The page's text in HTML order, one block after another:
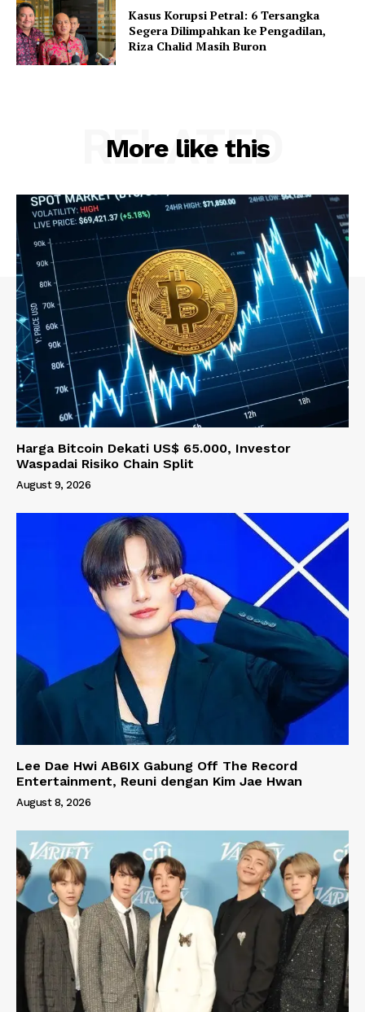
Kasus Korupsi Petral: 6 Tersangka
Segera Dilimpahkan ke Pengadilan,
Riza Chalid Masih Buron
More like this
RELATED
Harga Bitcoin Dekati US$ 65.000, Investor
Waspadai Risiko Chain Split
August 9, 2026
Lee Dae Hwi AB6IX Gabung Off The Record
Entertainment, Reuni dengan Kim Jae Hwan
August 8, 2026